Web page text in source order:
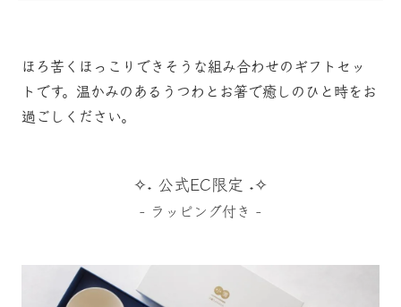
ほろ苦くほっこりできそうな組み合わせのギフトセッ
トです。温かみのあるうつわとお箸で癒しのひと時をお
過ごしください。
✧˖ 公式EC限定 ˖✧
- ラッピング付き -